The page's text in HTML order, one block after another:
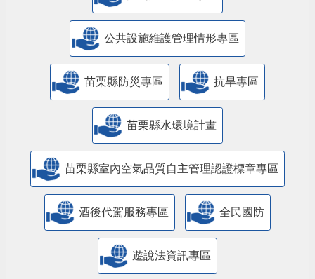
​公共設施維護管理情形專區
苗栗縣防災專區 抗旱專區
苗栗縣水環境計畫
苗栗縣室內空氣品質自主管理認證標章專區
酒後代駕服務專區 全民國防
遊說法資訊專區